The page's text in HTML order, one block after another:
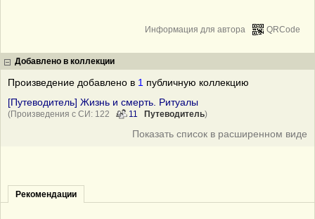
QRCode
Информация для автора
Добавлено в коллекции
Произведение добавлено в 1 публичную коллекцию
[Путеводитель] Жизнь и смерть. Ритуалы
(Произведения с СИ: 122 11 Путеводитель)
Показать список в расширенном виде
Рекомендации